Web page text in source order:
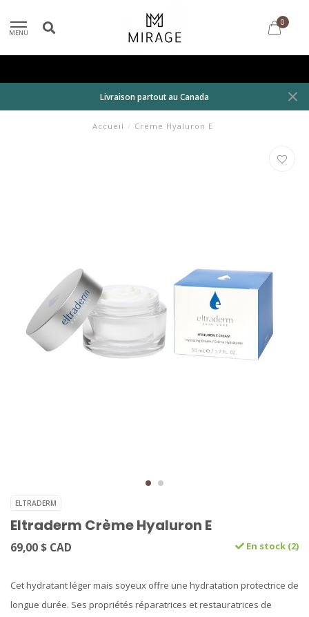
MENU
0
Livraison partout au Canada
Accueil / Crème Hyaluron E
ELTRADERM
Eltraderm Crème Hyaluron E
69,00 $ CAD En stock (2)
Cet hydratant léger mais soyeux offre une hydratation protectrice de
longue durée. Ses propriétés réparatrices et restauratrices de